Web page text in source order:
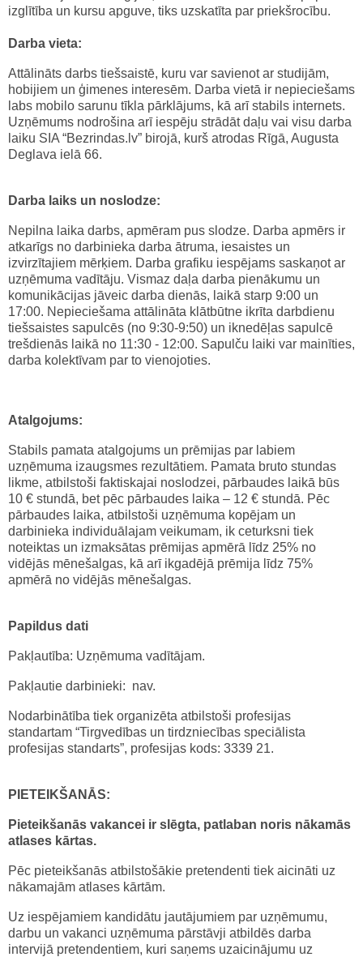
izglītība un kursu apguve, tiks uzskatīta par priekšrocību.
Darba vieta:
Attālināts darbs tiešsaistē, kuru var savienot ar studijām,
hobijiem un ģimenes interesēm. Darba vietā ir nepieciešams
labs mobilo sarunu tīkla pārklājums, kā arī stabils internets.
Uzņēmums nodrošina arī iespēju strādāt daļu vai visu darba
laiku SIA “Bezrindas.lv” birojā, kurš atrodas Rīgā, Augusta
Deglava ielā 66.
Darba laiks un noslodze:
Nepilna laika darbs, apmēram pus slodze. Darba apmērs ir
atkarīgs no darbinieka darba ātruma, iesaistes un
izvirzītajiem mērķiem. Darba grafiku iespējams saskaņot ar
uzņēmuma vadītāju. Vismaz daļa darba pienākumu un
komunikācijas jāveic darba dienās, laikā starp 9:00 un
17:00. Nepieciešama attālināta klātbūtne ikrīta darbdienu
tiešsaistes sapulcēs (no 9:30-9:50) un iknedēļas sapulcē
trešdienās laikā no 11:30 - 12:00. Sapulču laiki var mainīties,
darba kolektīvam par to vienojoties.
Atalgojums:
Stabils pamata atalgojums un prēmijas par labiem
uzņēmuma izaugsmes rezultātiem. Pamata bruto stundas
likme, atbilstoši faktiskajai noslodzei, pārbaudes laikā būs
10 € stundā, bet pēc pārbaudes laika – 12 € stundā. Pēc
pārbaudes laika, atbilstoši uzņēmuma kopējam un
darbinieka individuālajam veikumam, ik ceturksni tiek
noteiktas un izmaksātas prēmijas apmērā līdz 25% no
vidējās mēnešalgas, kā arī ikgadējā prēmija līdz 75%
apmērā no vidējās mēnešalgas.
Papildus dati
Pakļautība: Uzņēmuma vadītājam.
Pakļautie darbinieki: nav.
Nodarbinātība tiek organizēta atbilstoši profesijas
standartam “Tirgvedības un tirdzniecības speciālista
profesijas standarts”, profesijas kods: 3339 21.
PIETEIKŠANĀS:
Pieteikšanās vakancei ir slēgta, patlaban noris nākamās
atlases kārtas.
Pēc pieteikšanās atbilstošākie pretendenti tiek aicināti uz
nākamajām atlases kārtām.
Uz iespējamiem kandidātu jautājumiem par uzņēmumu,
darbu un vakanci uzņēmuma pārstāvji atbildēs darba
intervijā pretendentiem, kuri saņems uzaicinājumu uz